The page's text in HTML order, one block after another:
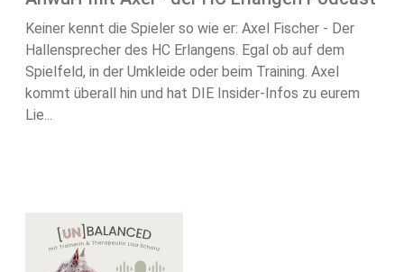
Keiner kennt die Spieler so wie er: Axel Fischer - Der
Hallensprecher des HC Erlangens. Egal ob auf dem
Spielfeld, in der Umkleide oder beim Training. Axel
kommt überall hin und hat DIE Insider-Infos zu eurem
Lie...